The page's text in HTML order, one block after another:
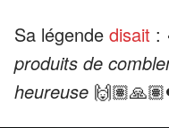
Sa légende disait :
produits de
heureuse